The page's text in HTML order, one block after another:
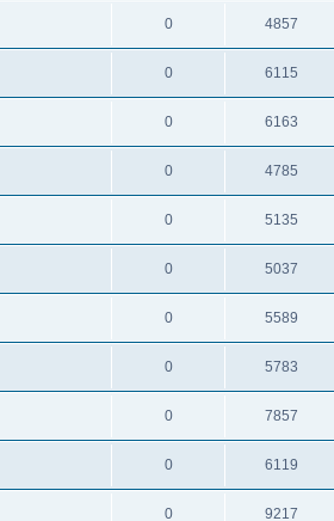
0 4857
0 6115
0 6163
0 4785
0 5135
0 5037
0 5589
0 5783
0 7857
0 6119
0 9217